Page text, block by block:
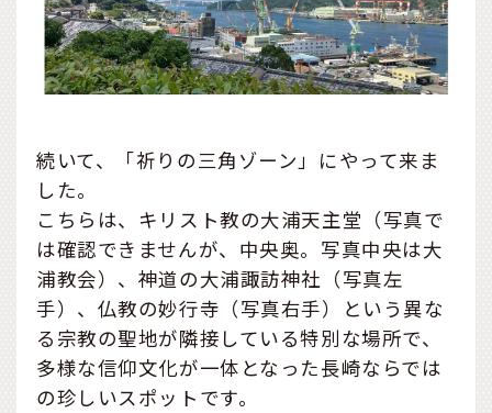
続いて、「祈りの三角ゾーン」にやって来ま
した。
こちらは、キリスト教の大浦天主堂（写真で
は確認できませんが、中央奥。写真中央は大
浦教会）、神道の大浦諏訪神社（写真左
手）、仏教の妙行寺（写真右手）という異な
る宗教の聖地が隣接している特別な場所で、
多様な信仰文化が一体となった長崎ならでは
の珍しいスポットです。